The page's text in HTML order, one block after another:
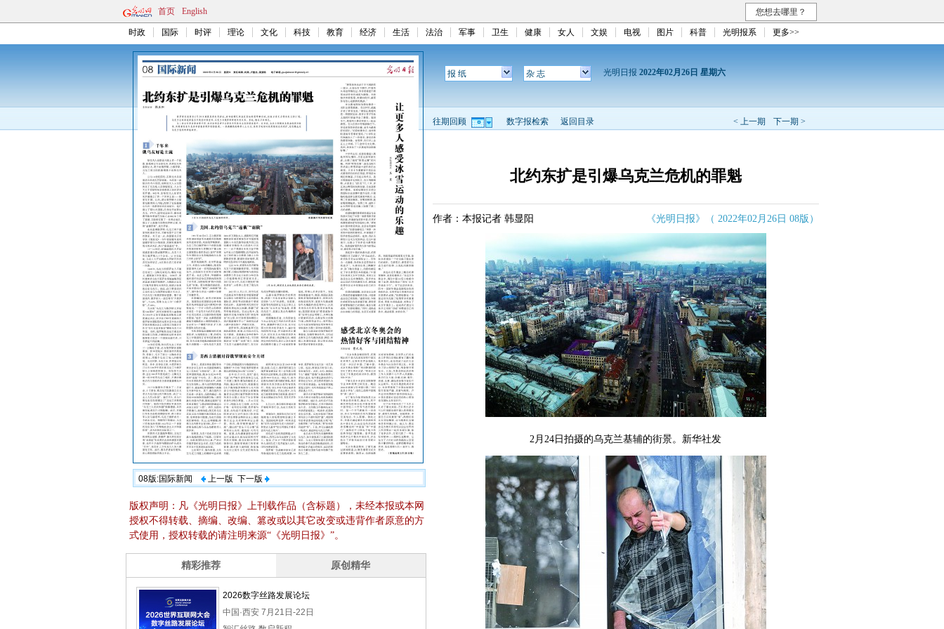
首页 English 您想去哪里？
时政 国际 时评 理论 文化 科技 教育 经济 生活 法治 军事 卫生 健康 女人 文娱 电视 图片 科普 光明报系 更多>>
08版:国际新闻 上一版 下一版
版权声明：凡《光明日报》上刊载作品（含标题），未经本报或本网
授权不得转载、摘编、改编、篡改或以其它改变或违背作者原意的方
式使用，授权转载的请注明来源“《光明日报》”。
报 纸 杂 志 光明日报 2022年02月26日 星期六
< 上一期 下一期 >
往期回顾 数字报检索 返回目录
北约东扩是引爆乌克兰危机的罪魁
作者：本报记者 韩显阳 《光明日报》（ 2022年02月26日 08版）
2月24日拍摄的乌克兰基辅的街景。新华社发